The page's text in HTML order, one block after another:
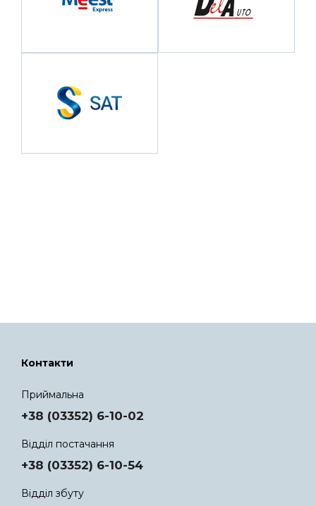
Контакти
Приймальна
+38 (03352) 6-10-02
Відділ постачання
+38 (03352) 6-10-54
Відділ збуту